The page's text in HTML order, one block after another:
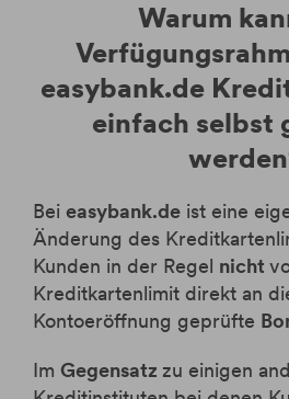
Warum
easybank.de
einfach selbst
Bei easybank.de ist eine
Änderung des
Kunden in der Regel nicht
Kreditkartenlimit direkt an
Kontoeröffnung geprüfte
Im Gegensatz zu einigen